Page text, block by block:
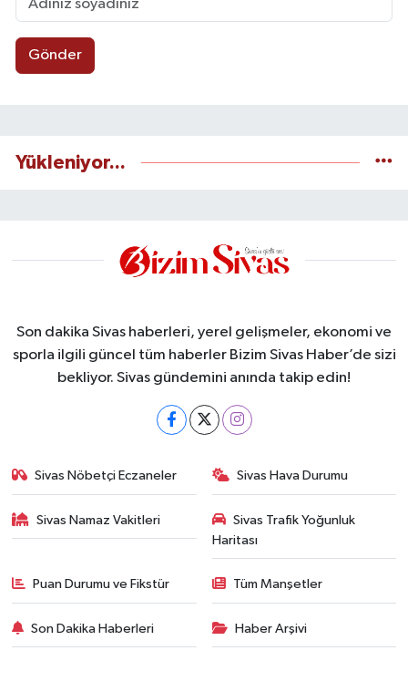
Gönder
Yükleniyor...
Son dakika Sivas haberleri, yerel gelişmeler, ekonomi ve
sporla ilgili güncel tüm haberler Bizim Sivas Haber’de sizi
bekliyor. Sivas gündemini anında takip edin!
Sivas Nöbetçi Eczaneler Sivas Hava Durumu
Sivas Namaz Vakitleri
Sivas Trafik Yoğunluk
Haritası
Puan Durumu ve Fikstür Tüm Manşetler
Son Dakika Haberleri Haber Arşivi